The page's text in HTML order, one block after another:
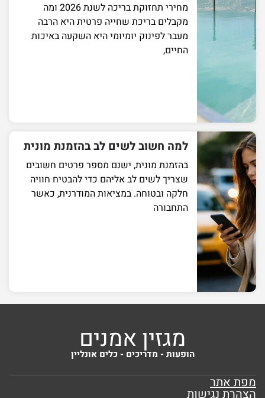
מחירי תחזוקת בריכה לשנת 2026 ומה
מקבלים בריכת שחייה פרטית היא הרבה
מעבר לפינוק יומיומי היא השקעה באיכות
החיים,
למה חשוב לשים לב בהזמנת מונית
בהזמנת מונית, ישנם מספר פרטים חשובים
שצריך לשים לב אליהם כדי להבטיח חוויה
חלקה ובטוחה. במציאות המודרנית, כאשר
התחבורה
מגזין אמנים
הופעות - מדריכים - כלים אונליין
מפת אתר
הצהרת נגישות